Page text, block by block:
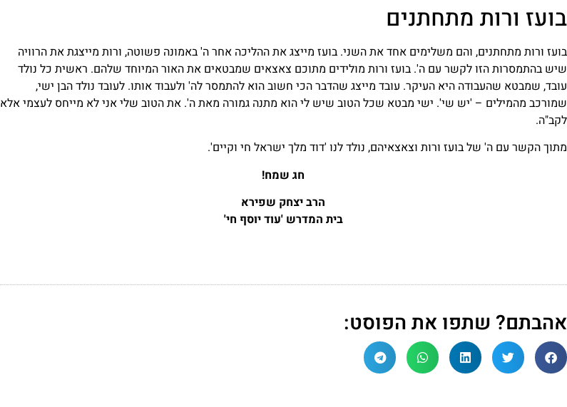
בועז ורות מתחתנים
בועז ורות מתחתנים, והם משלימים אחד את השני. בועז מייצג את ההליכה אחר ה' באמונה פשוטה, ורות מייצגת את הרוויה
שיש בהתמסרות הזו לקשר עם ה'. בועז ורות מולידים מתוכם צאצאים שמבטאים את האור המיוחד שלהם. ראשית כל נולד
עובד, שמבטא שהעבודה היא העיקר. עובד מייצג שהדבר הכי חשוב הוא להתמסר לה' ולעבוד אותו. לעובד נולד הבן ישי,
שמורכב מהמילים – 'יש שי'. ישי מבטא שכל הטוב שיש לי הוא מתנה גמורה מאת ה'. את הטוב שלי אני לא מייחס לעצמי אלא
לקב"ה.
מתוך הקשר עם ה' של בועז ורות וצאצאיהם, נולד לנו 'דוד מלך ישראל חי וקיים'.
חג שמח!
הרב יצחק שפירא
בית המדרש 'עוד יוסף חי'
אהבתם? שתפו את הפוסט: